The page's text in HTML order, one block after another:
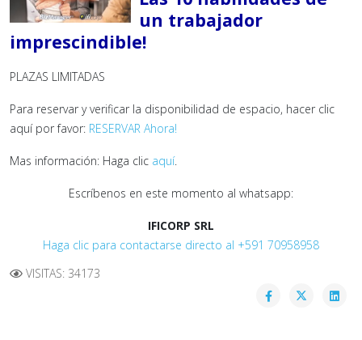
un trabajador
imprescindible!
PLAZAS LIMITADAS
Para reservar y verificar la disponibilidad de espacio, hacer clic
aquí por favor: RESERVAR Ahora!
Mas información: Haga clic aquí.
Escríbenos en este momento al whatsapp:
IFICORP SRL
Haga clic para contactarse directo al +591 70958958
VISITAS: 34173